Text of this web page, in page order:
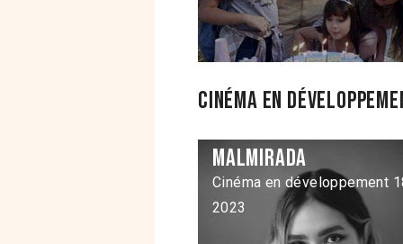
Cinéma en
Malmirada
Cinéma en développement
2023